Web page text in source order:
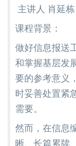
主讲人 肖延栋
课程背景：
做好信息报送
和掌握基层发
要的参考意义
时妥善处置紧
需要。
然而，在信息
晰、长篇累牍